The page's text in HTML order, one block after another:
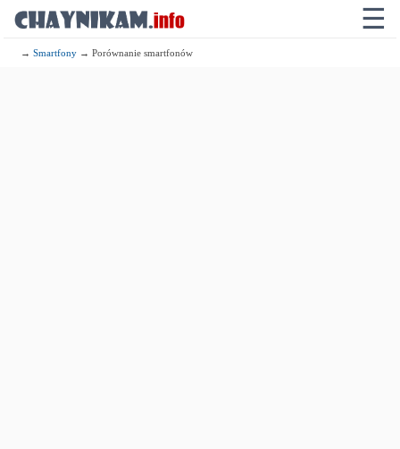
☰
→Smartfony → Porównanie smartfonów